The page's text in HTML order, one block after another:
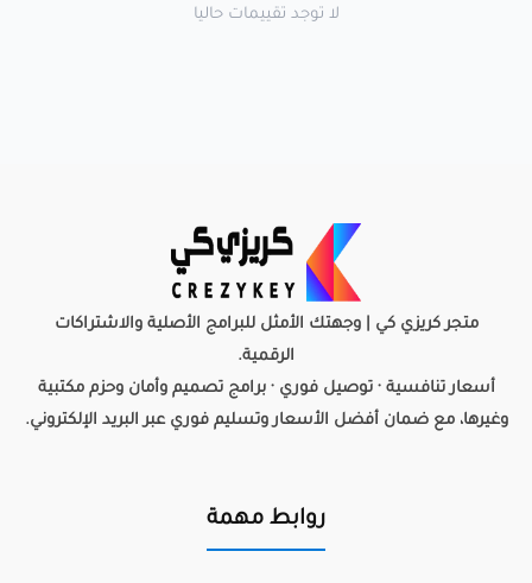
لا توجد تقييمات حاليا
متجر كريزي كي | وجهتك الأمثل للبرامج الأصلية والاشتراكات
الرقمية.
أسعار تنافسية · توصيل فوري · برامج تصميم وأمان وحزم مكتبية
وغيرها، مع ضمان أفضل الأسعار وتسليم فوري عبر البريد الإلكتروني.
روابط مهمة